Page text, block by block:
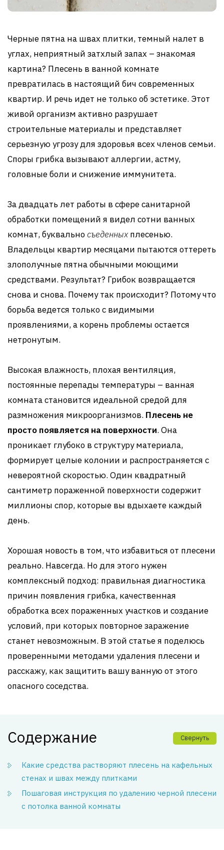
Черные пятна на швах плитки, темный налет в
углах, неприятный затхлый запах – знакомая
картина? Плесень в ванной комнате
превратилась в настоящий бич современных
квартир. И речь идет не только об эстетике. Этот
живой организм активно разрушает
строительные материалы и представляет
серьезную угрозу для здоровья всех членов семьи.
Споры грибка вызывают аллергии, астму,
головные боли и снижение иммунитета.
За двадцать лет работы в сфере санитарной
обработки помещений я видел сотни ванных
комнат, буквально съеденныхплесенью.
Владельцы квартир месяцами пытаются оттереть
злополучные пятна обычными моющими
средствами. Результат? Грибок возвращается
снова и снова. Почему так происходит? Потому что
борьба ведется только с видимыми
проявлениями, а корень проблемы остается
нетронутым.
Высокая влажность, плохая вентиляция,
постоянные перепады температуры – ванная
комната становится идеальной средой для
размножения микроорганизмов. Плесень не
просто появляется на поверхности. Она
проникает глубоко в структуру материала,
формирует целые колонии и распространяется с
невероятной скоростью. Один квадратный
сантиметр пораженной поверхности содержит
миллионы спор, которые вы вдыхаете каждый
день.
Хорошая новость в том, что избавиться от плесени
реально. Навсегда. Но для этого нужен
комплексный подход: правильная диагностика
причин появления грибка, качественная
обработка всех пораженных участков и создание
условий, при которых повторное заражение
станет невозможным. В этой статье я поделюсь
проверенными методами удаления плесени и
расскажу, как защитить вашу ванную от этого
опасного соседства.
Содержание Свернуть
Какие средства растворяют плесень на кафельных
стенах и швах между плитками
Пошаговая инструкция по удалению черной плесени
с потолка ванной комнаты